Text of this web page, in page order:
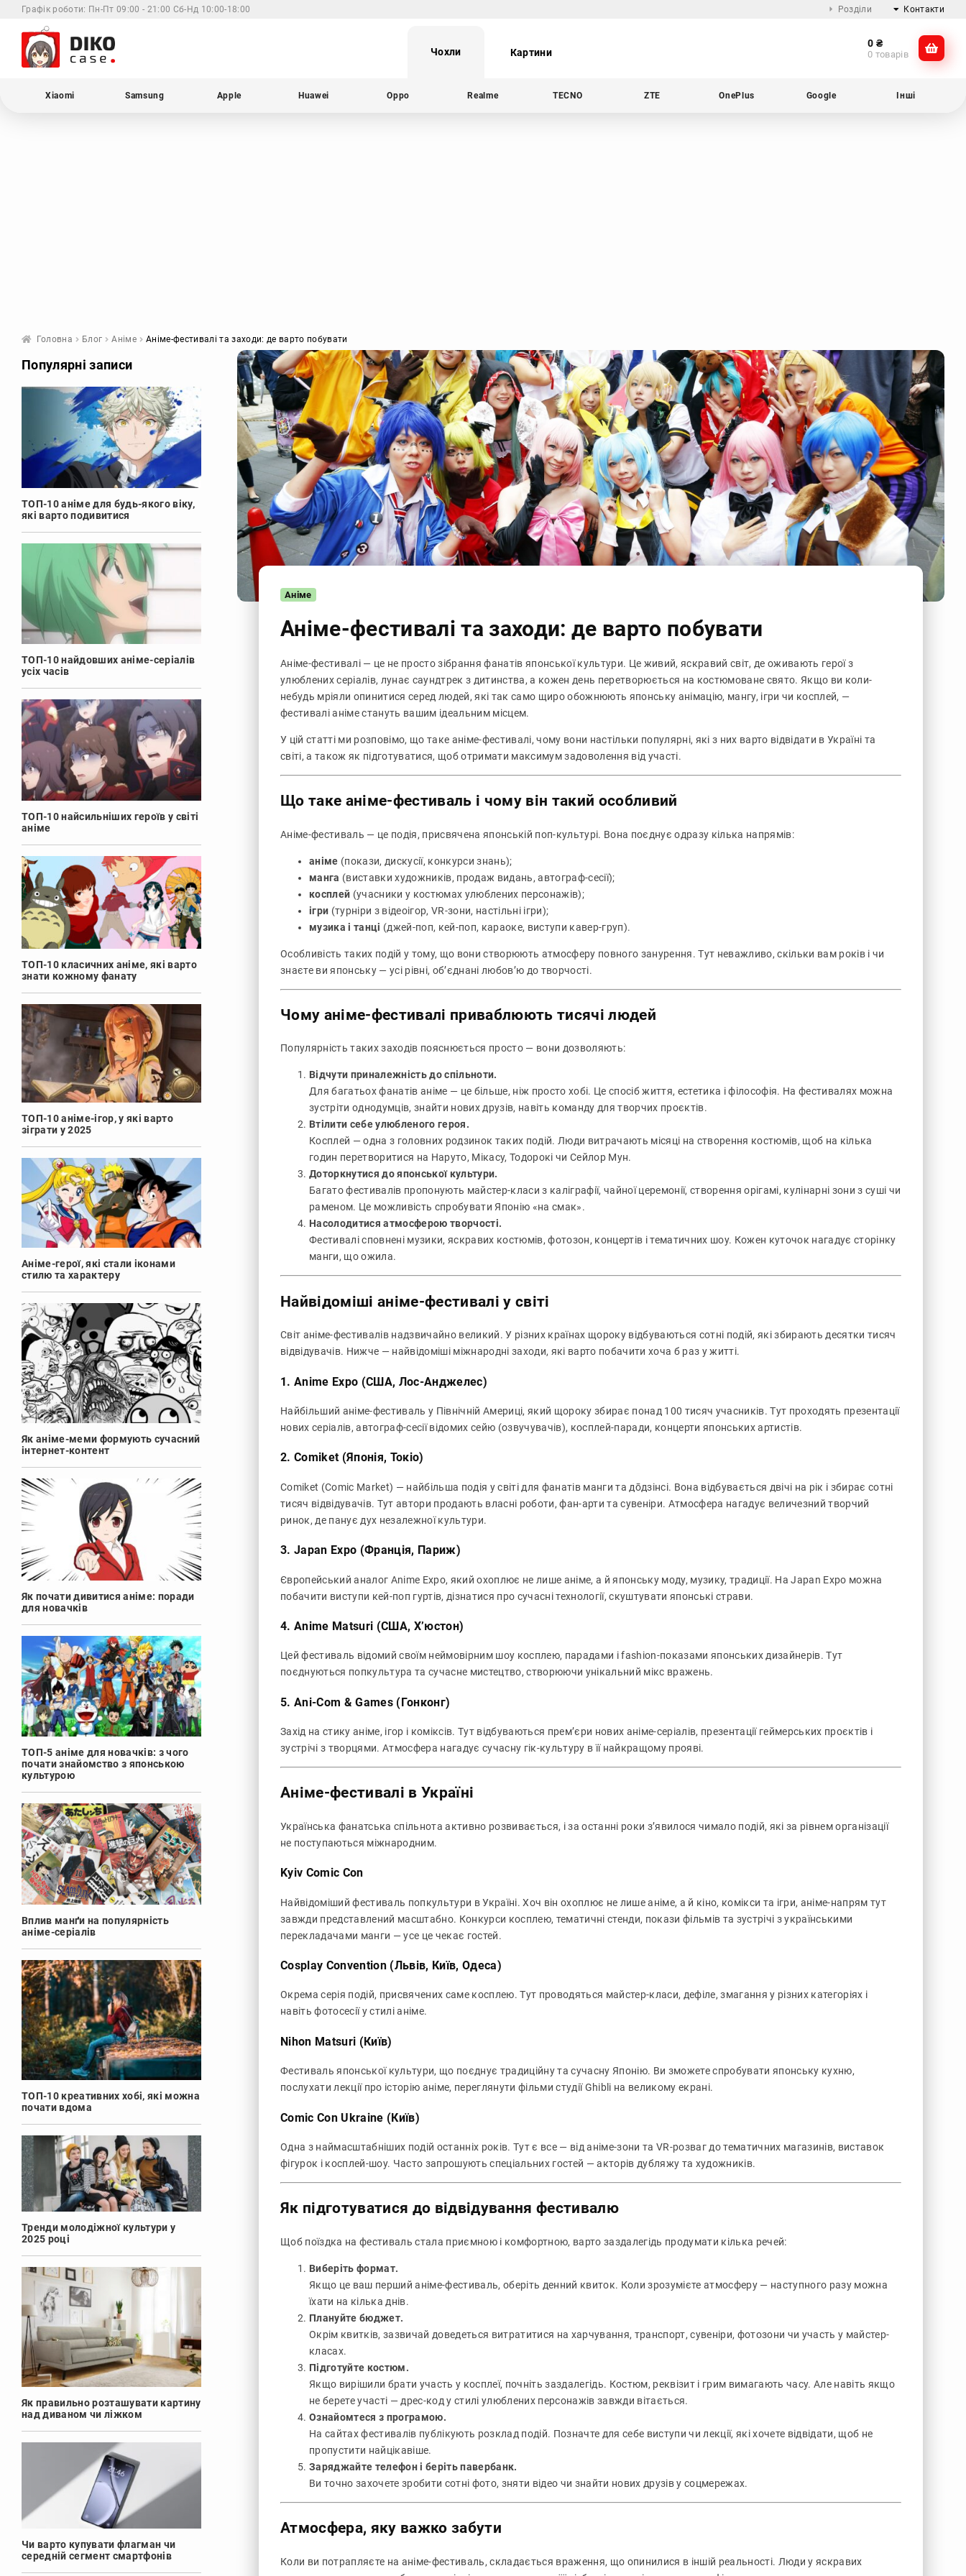
Графік роботи: Пн-Пт 09:00 - 21:00 Сб-Нд 10:00-18:00 Розділи Контакти
@dikocase
Чохли Картини
0 ₴
0 товарів
Xiaomi Samsung Apple Huawei Oppo Realme TECNO ZTE OnePlus Google Інші
Головна Блог Аніме Аніме-фестивалі та заходи: де варто побувати
Аніме
Аніме-фестивалі та заходи: де варто побувати
Аніме-фестивалі — це не просто зібрання фанатів японської культури. Це живий, яскравий світ, де оживають герої з
улюблених серіалів, лунає саундтрек з дитинства, а кожен день перетворюється на костюмоване свято. Якщо ви коли-
небудь мріяли опинитися серед людей, які так само щиро обожнюють японську анімацію, мангу, ігри чи косплей, —
фестивалі аніме стануть вашим ідеальним місцем.
У цій статті ми розповімо, що таке аніме-фестивалі, чому вони настільки популярні, які з них варто відвідати в Україні та
світі, а також як підготуватися, щоб отримати максимум задоволення від участі.
Що таке аніме-фестиваль і чому він такий особливий
Аніме-фестиваль — це подія, присвячена японській поп-культурі. Вона поєднує одразу кілька напрямів:
аніме (покази, дискусії, конкурси знань);
манга (виставки художників, продаж видань, автограф-сесії);
косплей (учасники у костюмах улюблених персонажів);
ігри (турніри з відеоігор, VR-зони, настільні ігри);
музика і танці (джей-поп, кей-поп, караоке, виступи кавер-груп).
Особливість таких подій у тому, що вони створюють атмосферу повного занурення. Тут неважливо, скільки вам років і чи
знаєте ви японську — усі рівні, об’єднані любов’ю до творчості.
Чому аніме-фестивалі приваблюють тисячі людей
Популярність таких заходів пояснюється просто — вони дозволяють:
Відчути приналежність до спільноти.
Для багатьох фанатів аніме — це більше, ніж просто хобі. Це спосіб життя, естетика і філософія. На фестивалях можна
зустріти однодумців, знайти нових друзів, навіть команду для творчих проєктів.
Втілити себе улюбленого героя.
Косплей — одна з головних родзинок таких подій. Люди витрачають місяці на створення костюмів, щоб на кілька
годин перетворитися на Наруто, Мікасу, Тодорокі чи Сейлор Мун.
Доторкнутися до японської культури.
Багато фестивалів пропонують майстер-класи з каліграфії, чайної церемонії, створення орігамі, кулінарні зони з суші чи
раменом. Це можливість спробувати Японію «на смак».
Насолодитися атмосферою творчості.
Фестивалі сповнені музики, яскравих костюмів, фотозон, концертів і тематичних шоу. Кожен куточок нагадує сторінку
манги, що ожила.
Найвідоміші аніме-фестивалі у світі
Світ аніме-фестивалів надзвичайно великий. У різних країнах щороку відбуваються сотні подій, які збирають десятки тисяч
відвідувачів. Нижче — найвідоміші міжнародні заходи, які варто побачити хоча б раз у житті.
1. Anime Expo (США, Лос-Анджелес)
Найбільший аніме-фестиваль у Північній Америці, який щороку збирає понад 100 тисяч учасників. Тут проходять презентації
нових серіалів, автограф-сесії відомих сейю (озвучувачів), косплей-паради, концерти японських артистів.
2. Comiket (Японія, Токіо)
Comiket (Comic Market) — найбільша подія у світі для фанатів манги та дōдзінсі. Вона відбувається двічі на рік і збирає сотні
тисяч відвідувачів. Тут автори продають власні роботи, фан-арти та сувеніри. Атмосфера нагадує величезний творчий
ринок, де панує дух незалежної культури.
3. Japan Expo (Франція, Париж)
Європейський аналог Anime Expo, який охоплює не лише аніме, а й японську моду, музику, традиції. На Japan Expo можна
побачити виступи кей-поп гуртів, дізнатися про сучасні технології, скуштувати японські страви.
4. Anime Matsuri (США, Хʼюстон)
Цей фестиваль відомий своїм неймовірним шоу косплею, парадами і fashion-показами японських дизайнерів. Тут
поєднуються попкультура та сучасне мистецтво, створюючи унікальний мікс вражень.
5. Ani-Com & Games (Гонконг)
Захід на стику аніме, ігор і коміксів. Тут відбуваються прем’єри нових аніме-серіалів, презентації геймерських проєктів і
зустрічі з творцями. Атмосфера нагадує сучасну гік-культуру в її найкращому прояві.
Аніме-фестивалі в Україні
Українська фанатська спільнота активно розвивається, і за останні роки з’явилося чимало подій, які за рівнем організації
не поступаються міжнародним.
Kyiv Comic Con
Найвідоміший фестиваль попкультури в Україні. Хоч він охоплює не лише аніме, а й кіно, комікси та ігри, аніме-напрям тут
завжди представлений масштабно. Конкурси косплею, тематичні стенди, покази фільмів та зустрічі з українськими
перекладачами манги — усе це чекає гостей.
Cosplay Convention (Львів, Київ, Одеса)
Окрема серія подій, присвячених саме косплею. Тут проводяться майстер-класи, дефіле, змагання у різних категоріях і
навіть фотосесії у стилі аніме.
Nihon Matsuri (Київ)
Фестиваль японської культури, що поєднує традиційну та сучасну Японію. Ви зможете спробувати японську кухню,
послухати лекції про історію аніме, переглянути фільми студії Ghibli на великому екрані.
Comic Con Ukraine (Київ)
Одна з наймасштабніших подій останніх років. Тут є все — від аніме-зони та VR-розваг до тематичних магазинів, виставок
фігурок і косплей-шоу. Часто запрошують спеціальних гостей — акторів дубляжу та художників.
Як підготуватися до відвідування фестивалю
Щоб поїздка на фестиваль стала приємною і комфортною, варто заздалегідь продумати кілька речей:
Виберіть формат.
Якщо це ваш перший аніме-фестиваль, оберіть денний квиток. Коли зрозумієте атмосферу — наступного разу можна
їхати на кілька днів.
Плануйте бюджет.
Окрім квитків, зазвичай доведеться витратитися на харчування, транспорт, сувеніри, фотозони чи участь у майстер-
класах.
Підготуйте костюм.
Якщо вирішили брати участь у косплеї, почніть заздалегідь. Костюм, реквізит і грим вимагають часу. Але навіть якщо
не берете участі — дрес-код у стилі улюблених персонажів завжди вітається.
Ознайомтеся з програмою.
На сайтах фестивалів публікують розклад подій. Позначте для себе виступи чи лекції, які хочете відвідати, щоб не
пропустити найцікавіше.
Заряджайте телефон і беріть павербанк.
Ви точно захочете зробити сотні фото, зняти відео чи знайти нових друзів у соцмережах.
Атмосфера, яку важко забути
Коли ви потрапляєте на аніме-фестиваль, складається враження, що опинилися в іншій реальності. Люди у яскравих
Популярні записи
ТОП-10 аніме для будь-якого віку,
які варто подивитися
ТОП-10 найдовших аніме-серіалів
усіх часів
ТОП-10 найсильніших героїв у світі
аніме
ТОП-10 класичних аніме, які варто
знати кожному фанату
ТОП-10 аніме-ігор, у які варто
зіграти у 2025
Аніме-герої, які стали іконами
стилю та характеру
Як аніме-меми формують сучасний
інтернет-контент
Як почати дивитися аніме: поради
для новачків
ТОП-5 аніме для новачків: з чого
почати знайомство з японською
культурою
Вплив манґи на популярність
аніме-серіалів
ТОП-10 креативних хобі, які можна
почати вдома
Тренди молодіжної культури у
2025 році
Як правильно розташувати картину
над диваном чи ліжком
Чи варто купувати флагман чи
середній сегмент смартфонів